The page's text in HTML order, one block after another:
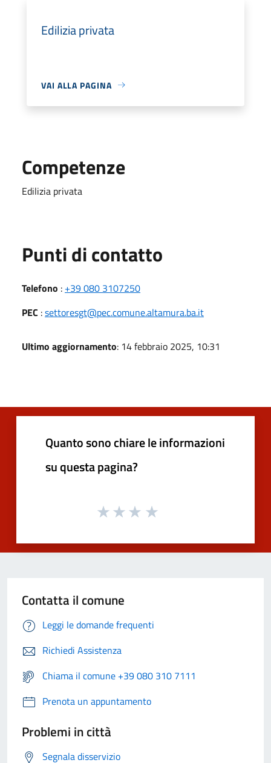
Edilizia privata
VAI ALLA PAGINA
Competenze
Edilizia privata
Punti di contatto
Telefono : +39 080 3107250
PEC :settoresgt@pec.comune.altamura.ba.it
Ultimo aggiornamento: 14 febbraio 2025, 10:31
Quanto sono chiare le informazioni
su questa pagina?
Contatta il comune
Leggi le domande frequenti
Richiedi Assistenza
Chiama il comune +39 080 310 7111
Prenota un appuntamento
Problemi in città
Segnala disservizio